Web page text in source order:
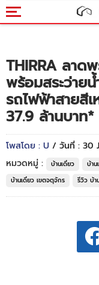
THIRRA ลาด
พร้อมสระว่าย
รถไฟฟ้าสายสี
37.9 ล้านบาท*
โพสโดย : U / วันที่ : 30
หมวดหมู่ :
บ้านเดี่ยว บ้าน
บ้านเดี่ยว เขตจตุจักร
รีวิว บ้า